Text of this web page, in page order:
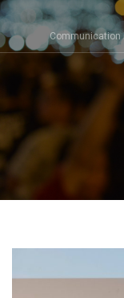
Skip
to
content
Communication